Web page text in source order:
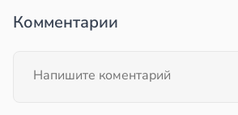
Комментарии